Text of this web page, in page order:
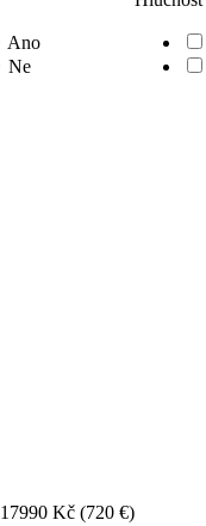
Ano
Ne
17990 Kč (720 €)